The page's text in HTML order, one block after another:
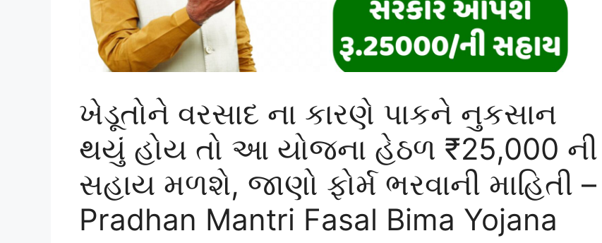
ખેડૂતોને વરસાદ ના કારણે પાકને નુકસાન
થયું હોય તો આ યોજના હેઠળ ₹25,000 ની
સહાય મળશે, જાણો ફોર્મ ભરવાની માહિતી –
Pradhan Mantri Fasal Bima Yojana